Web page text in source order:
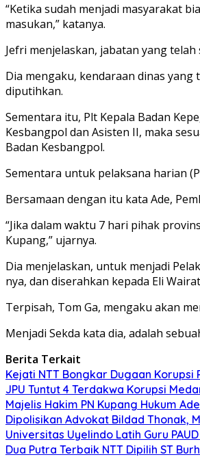
“Ketika sudah menjadi masyarakat
masukan,” katanya.
Jefri menjelaskan, jabatan yang
Dia mengaku, kendaraan dinas
diputihkan.
Sementara itu, Plt Kepala Badan
Kesbangpol dan Asisten II, maka
Badan Kesbangpol.
Sementara untuk pelaksana harian
Bersamaan dengan itu kata Ade,
“Jika dalam waktu 7 hari pihak
Kupang,” ujarnya.
Dia menjelaskan, untuk menjadi
nya, dan diserahkan kepada Eli
Terpisah, Tom Ga, mengaku akan
Menjadi Sekda kata dia, adalah
Berita Terkait
Kejati NTT Bongkar Dugaan
JPU Tuntut 4 Terdakwa Korupsi
Majelis Hakim PN Kupang Hukum
Dipolisikan Advokat Bildad Thonak,
Universitas Uyelindo Latih Guru
Dua Putra Terbaik NTT Dipilih ST